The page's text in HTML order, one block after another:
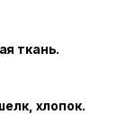
ткань.
хлопок.